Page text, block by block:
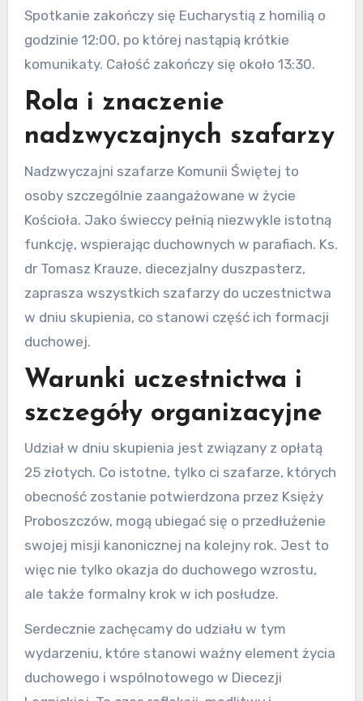
Spotkanie zakończy się Eucharystią z homilią o
godzinie 12:00, po której nastąpią krótkie
komunikaty. Całość zakończy się około 13:30.
Rola i znaczenie
nadzwyczajnych szafarzy
Nadzwyczajni szafarze Komunii Świętej to
osoby szczególnie zaangażowane w życie
Kościoła. Jako świeccy pełnią niezwykle istotną
funkcję, wspierając duchownych w parafiach. Ks.
dr Tomasz Krauze, diecezjalny duszpasterz,
zaprasza wszystkich szafarzy do uczestnictwa
w dniu skupienia, co stanowi część ich formacji
duchowej.
Warunki uczestnictwa i
szczegóły organizacyjne
Udział w dniu skupienia jest związany z opłatą
25 złotych. Co istotne, tylko ci szafarze, których
obecność zostanie potwierdzona przez Księży
Proboszczów, mogą ubiegać się o przedłużenie
swojej misji kanonicznej na kolejny rok. Jest to
więc nie tylko okazja do duchowego wzrostu,
ale także formalny krok w ich posłudze.
Serdecznie zachęcamy do udziału w tym
wydarzeniu, które stanowi ważny element życia
duchowego i wspólnotowego w Diecezji